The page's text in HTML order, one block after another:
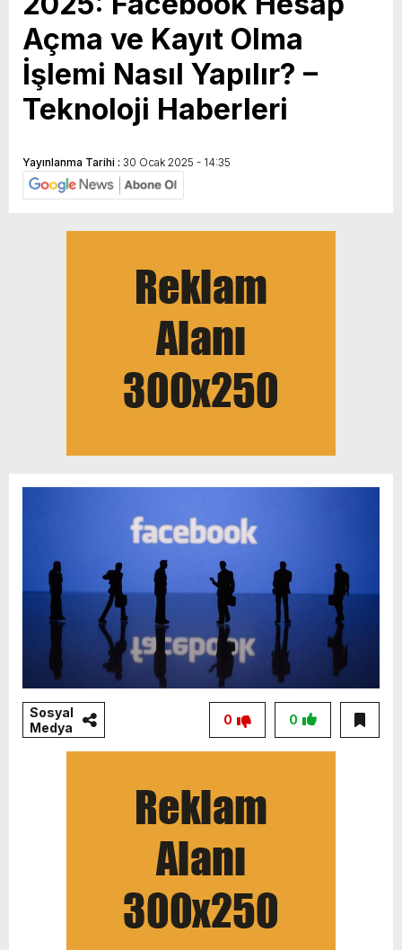
Açma ve Kayıt Olma
İşlemi Nasıl Yapılır? –
Teknoloji Haberleri
Yayınlanma Tarihi : 30 Ocak 2025 - 14:35
Sosyal
Medya
0
0